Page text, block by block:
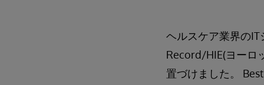
ヘルスケア業界のIT
Record/HIE(ヨーロ
置づけました。